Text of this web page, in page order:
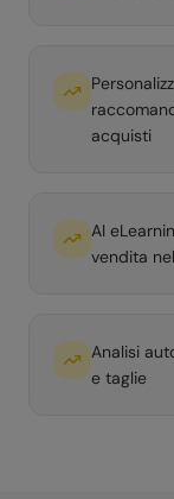
acquisti
AI
vendita
Analisi
e taglie